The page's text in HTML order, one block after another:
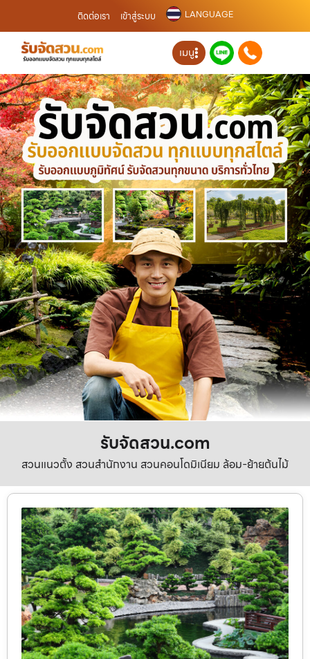
ติดต่อเรา เข้าสู่ระบบ LANGUAGE
เมนู
รับจัดสวน.com
สวนแนวตั้ง สวนสำนักงาน สวนคอนโดมิเนียม ล้อม-ย้ายต้นไม้